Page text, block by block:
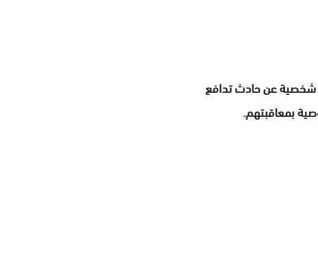
نتنياهو، مسؤولية شخصية عن حادث تدافع